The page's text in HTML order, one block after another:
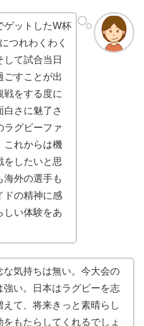
ゲットしたW杯
つれわくわく
て試合当日
ごすことが出
戦をする度に
白さに魅了さ
ラグビーファ
これからは機
をしたいと思
海外の選手も
ドの精神に感
しい体験をあ
な気持ちは無い。今大会の
強い。日本はラグビーを志
えて、将来きっと素晴らし
をもたらしてくれるでしょ